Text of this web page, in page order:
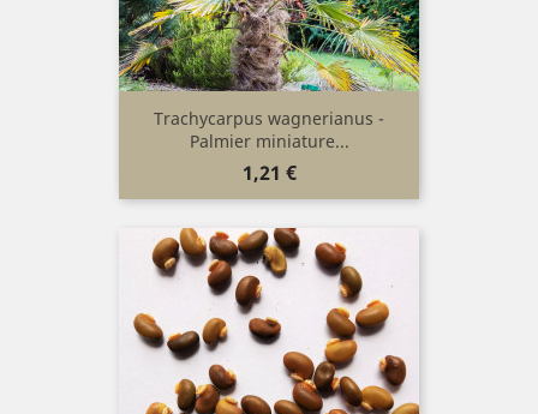
Trachycarpus wagnerianus -
Palmier miniature...
Prix
1,21 €